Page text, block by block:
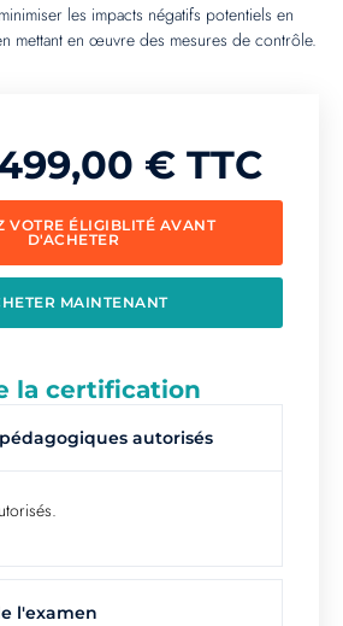
les impacts négatifs potentiels en
mettant en œuvre des mesures de contrôle.
€TTC
VOTRE ÉLIGIBLITÉ AVANT
D'ACHETER
MAINTENANT
la certification
autorisés
l'examen